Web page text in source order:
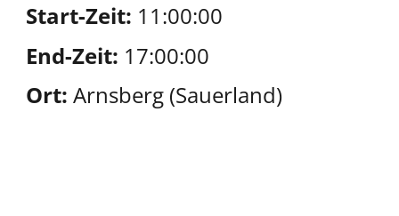
Start-Zeit: 11:00:00
End-Zeit: 17:00:00
Ort: Arnsberg (Sauerland)